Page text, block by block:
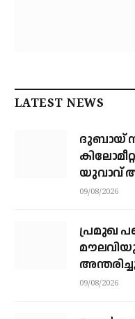
LATEST NEWS
ദുബായ്
യുവാവ്
പിഴ
09/08/2026
പ്രമുഖ
09/08/2026